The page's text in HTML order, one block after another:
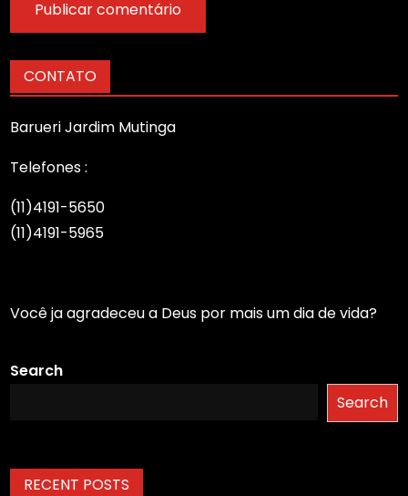
CONTATO
Barueri Jardim Mutinga
Telefones :
(11)4191-5650
(11)4191-5965
Você ja agradeceu a Deus por mais um dia de vida?
Search
Search
RECENT POSTS